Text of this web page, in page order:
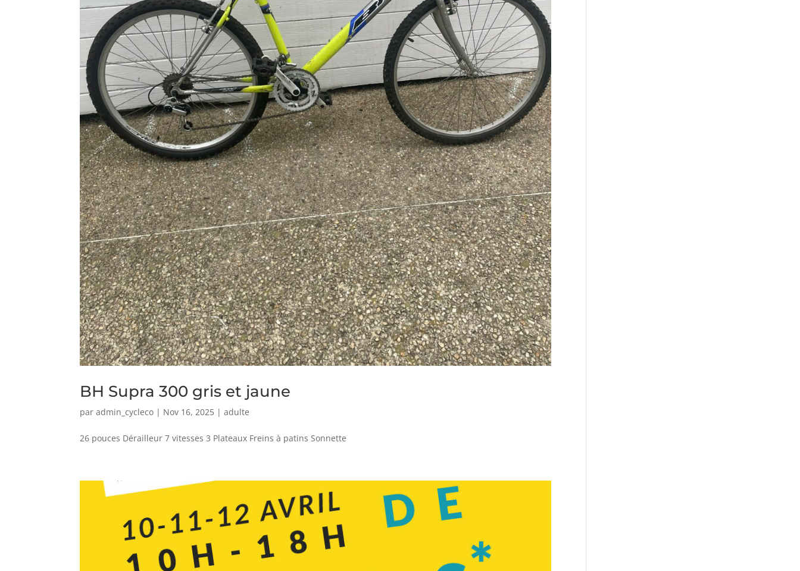
BH Supra 300 gris et jaune
paradmin_cycleco | Nov 16, 2025 |adulte
26 pouces Dérailleur 7 vitesses 3 Plateaux Freins à patins Sonnette